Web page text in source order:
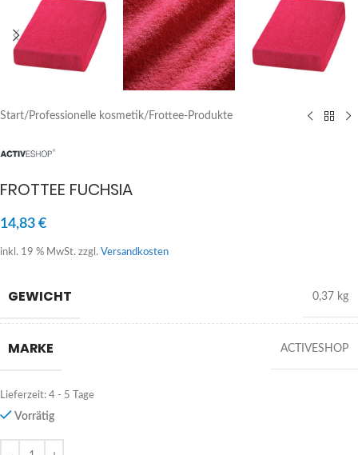
Start/ Professionelle kosmetik/ Frottee-Produkte
FROTTEE FUCHSIA
14,83 €
inkl. 19 % MwSt. zzgl. Versandkosten
GEWICHT 0,37 kg
MARKE ACTIVESHOP
Lieferzeit: 4 - 5 Tage
Vorrätig
Alternative: